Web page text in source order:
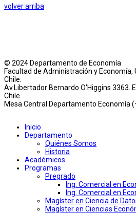
volver arriba
© 2024 Departamento de Economía
Facultad de Administración y Economía,
Chile.
Av.Libertador Bernardo O'Higgins 3363.
Chile.
Mesa Central Departamento Economía
Inicio
Departamento
Quiénes Somos
Historia
Académicos
Programas
Pregrado
Ing. Comercial en
Ing. Comercial en
Magíster en Ciencia de
Magíster en Ciencias